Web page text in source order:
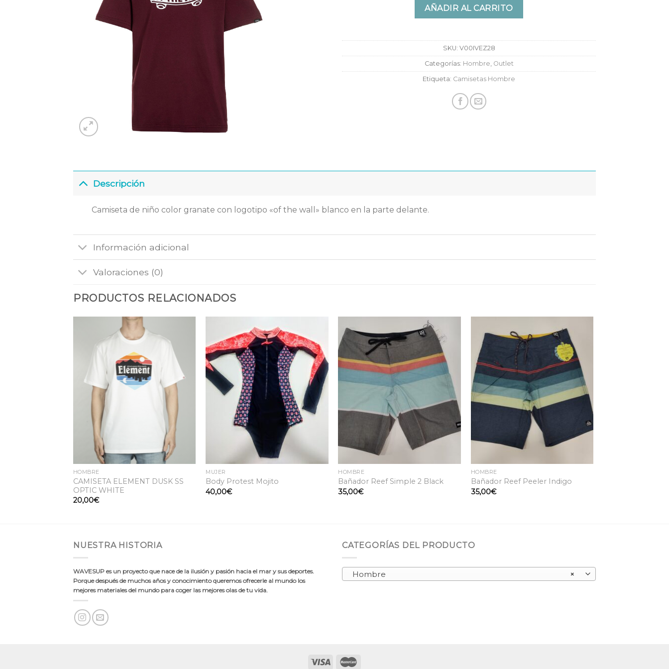
AÑADIR AL CARRITO
SKU: V00IVEZ28
Categorías: Hombre, Outlet
Etiqueta: Camisetas Hombre
Descripción
Camiseta de niño color granate con logotipo «of the wall» blanco en la parte delante.
Información adicional
Valoraciones (0)
PRODUCTOS RELACIONADOS
Añadir
a la
lista
de
deseos
HOMBRE
CAMISETA ELEMENT DUSK SS
OPTIC WHITE
20,00€
Añadir
a la
lista
de
deseos
MUJER
Body Protest Mojito
40,00€
Añadir
a la
lista
de
deseos
HOMBRE
Bañador Reef Simple 2 Black
35,00€
Añadir
a la
lista
de
deseos
HOMBRE
Bañador Reef Peeler Indigo
35,00€
NUESTRA HISTORIA
WAVESUP es un proyecto que nace de la ilusión y pasión hacia el mar y sus deportes.
Porque después de muchos años y conocimiento queremos ofrecerle al mundo los
mejores materiales del mundo para coger las mejores olas de tu vida.
CATEGORÍAS DEL PRODUCTO
×
Hombre